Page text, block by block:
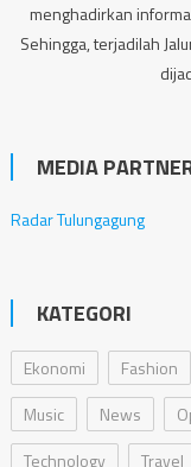
menghadirkan
Sehingga, terjadilah
MEDIA
Radar Tulungagung
KATEGORI
Ekonomi Fashion
Music
News
Technology
Travel